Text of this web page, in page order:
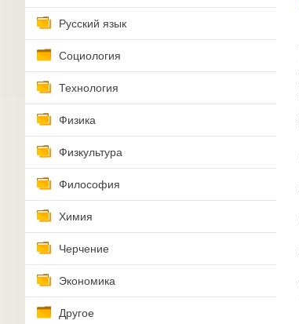
Русский язык
Социология
Технология
Физика
Физкультура
Философия
Химия
Черчение
Экономика
Другое